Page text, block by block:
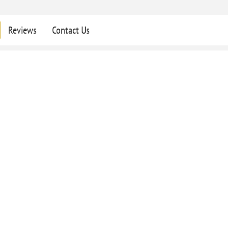
Reviews Contact Us